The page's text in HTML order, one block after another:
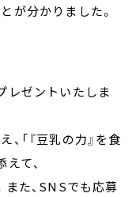
が分かりました。
レゼントいたしま
「『豆乳の力』を食
て、
た、SNSでも応募